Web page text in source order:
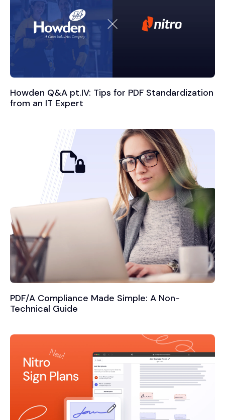
Howden Q&A pt.IV: Tips for PDF Standardization
from an IT Expert
PDF/A Compliance Made Simple: A Non-
Technical Guide